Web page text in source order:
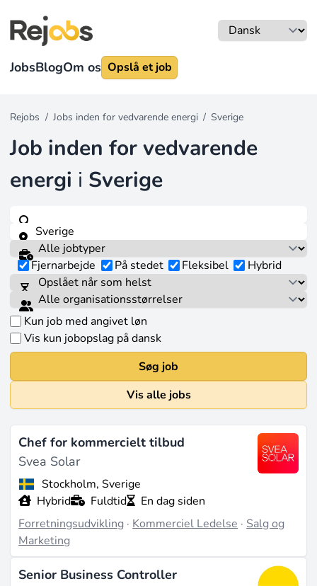
JobsBlogOm os Opslå et job
Rejobs / Jobs inden for vedvarende energi / Sverige
Job inden for vedvarende
energi i Sverige
Fjernarbejde På stedet Fleksibel Hybrid
Kun job med angivet løn
Vis kun jobopslag på dansk
Søg job
Vis alle jobs
Chef for kommercielt tilbud
Svea Solar
Stockholm, Sverige
Hybrid
Fuldtid
En dag siden
Forretningsudvikling · Kommerciel Ledelse · Salg og
Marketing
Senior Business Controller